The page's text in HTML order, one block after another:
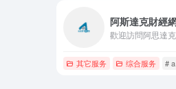
其它服务 综合服务 # a